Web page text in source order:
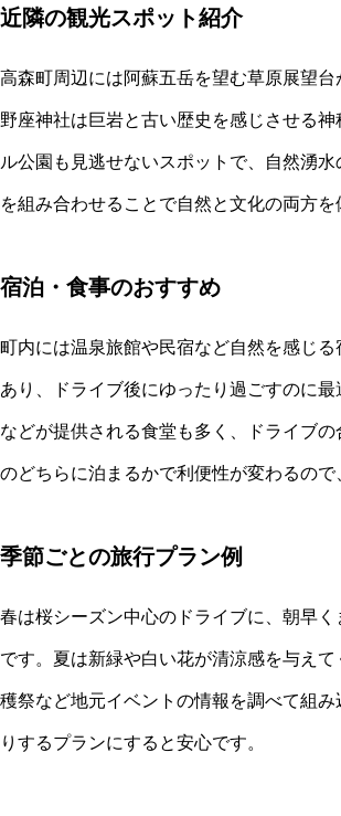
近隣の観光スポット紹介
高森町周辺には阿蘇五岳を望む草原展望
野座神社は巨岩と古い歴史を感じさせる
ル公園も見逃せないスポットで、自然湧
を組み合わせることで自然と文化の両方を
宿泊・食事のおすすめ
町内には温泉旅館や民宿など自然を感じ
あり、ドライブ後にゆったり過ごすのに
などが提供される食堂も多く、ドライブ
のどちらに泊まるかで利便性が変わるの
季節ごとの旅行プラン例
春は桜シーズン中心のドライブに、朝早
です。夏は新緑や白い花が清涼感を与え
穫祭など地元イベントの情報を調べて組
りするプランにすると安心です。